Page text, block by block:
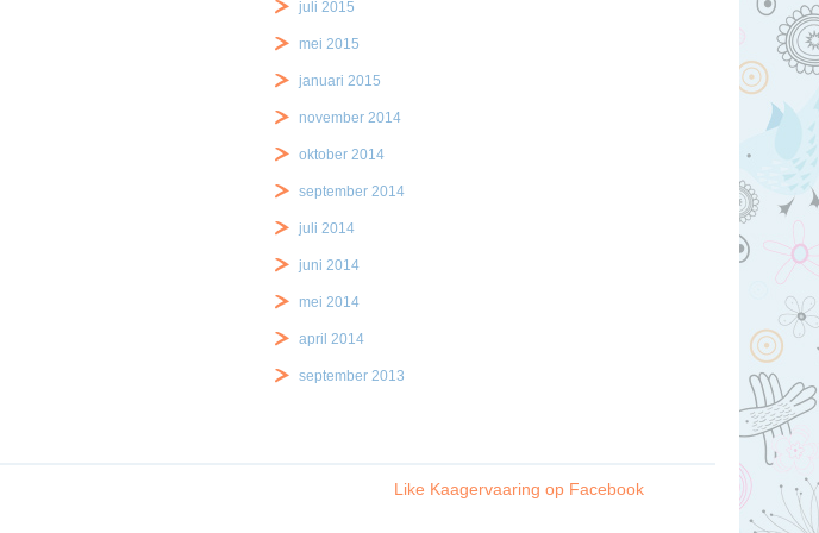
juli 2015
mei 2015
januari 2015
november 2014
oktober 2014
september 2014
juli 2014
juni 2014
mei 2014
april 2014
september 2013
Like Kaagervaaring op Facebook